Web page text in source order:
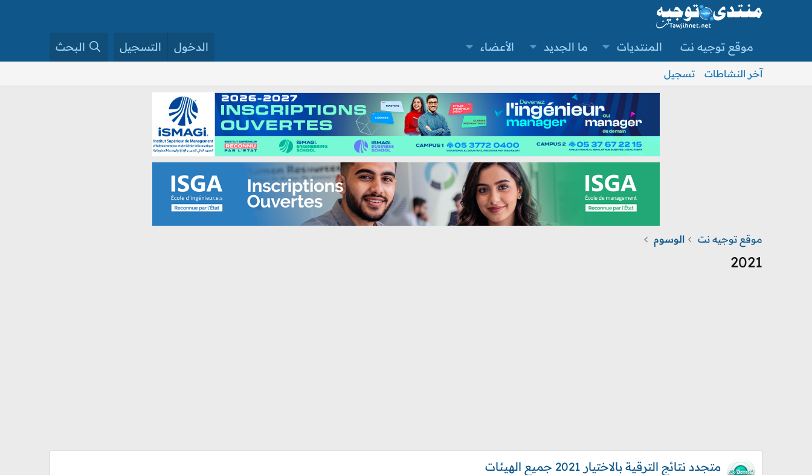
موقع توجيه نت المنتديات ما الجديد الأعضاء الدخول التسجيل البحث
آخر النشاطات تسجيل
موقع توجيه نت الوسوم
2021
متجدد نتائج الترقية بالاختيار 2021 جميع الهيئات